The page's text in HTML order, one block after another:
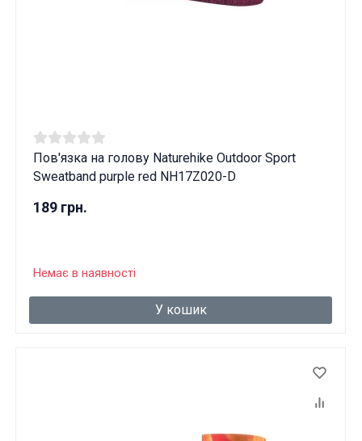
Пов'язка на голову Naturehike Outdoor Sport
Sweatband purple red NH17Z020-D
189 грн.
Немає в наявності
У кошик